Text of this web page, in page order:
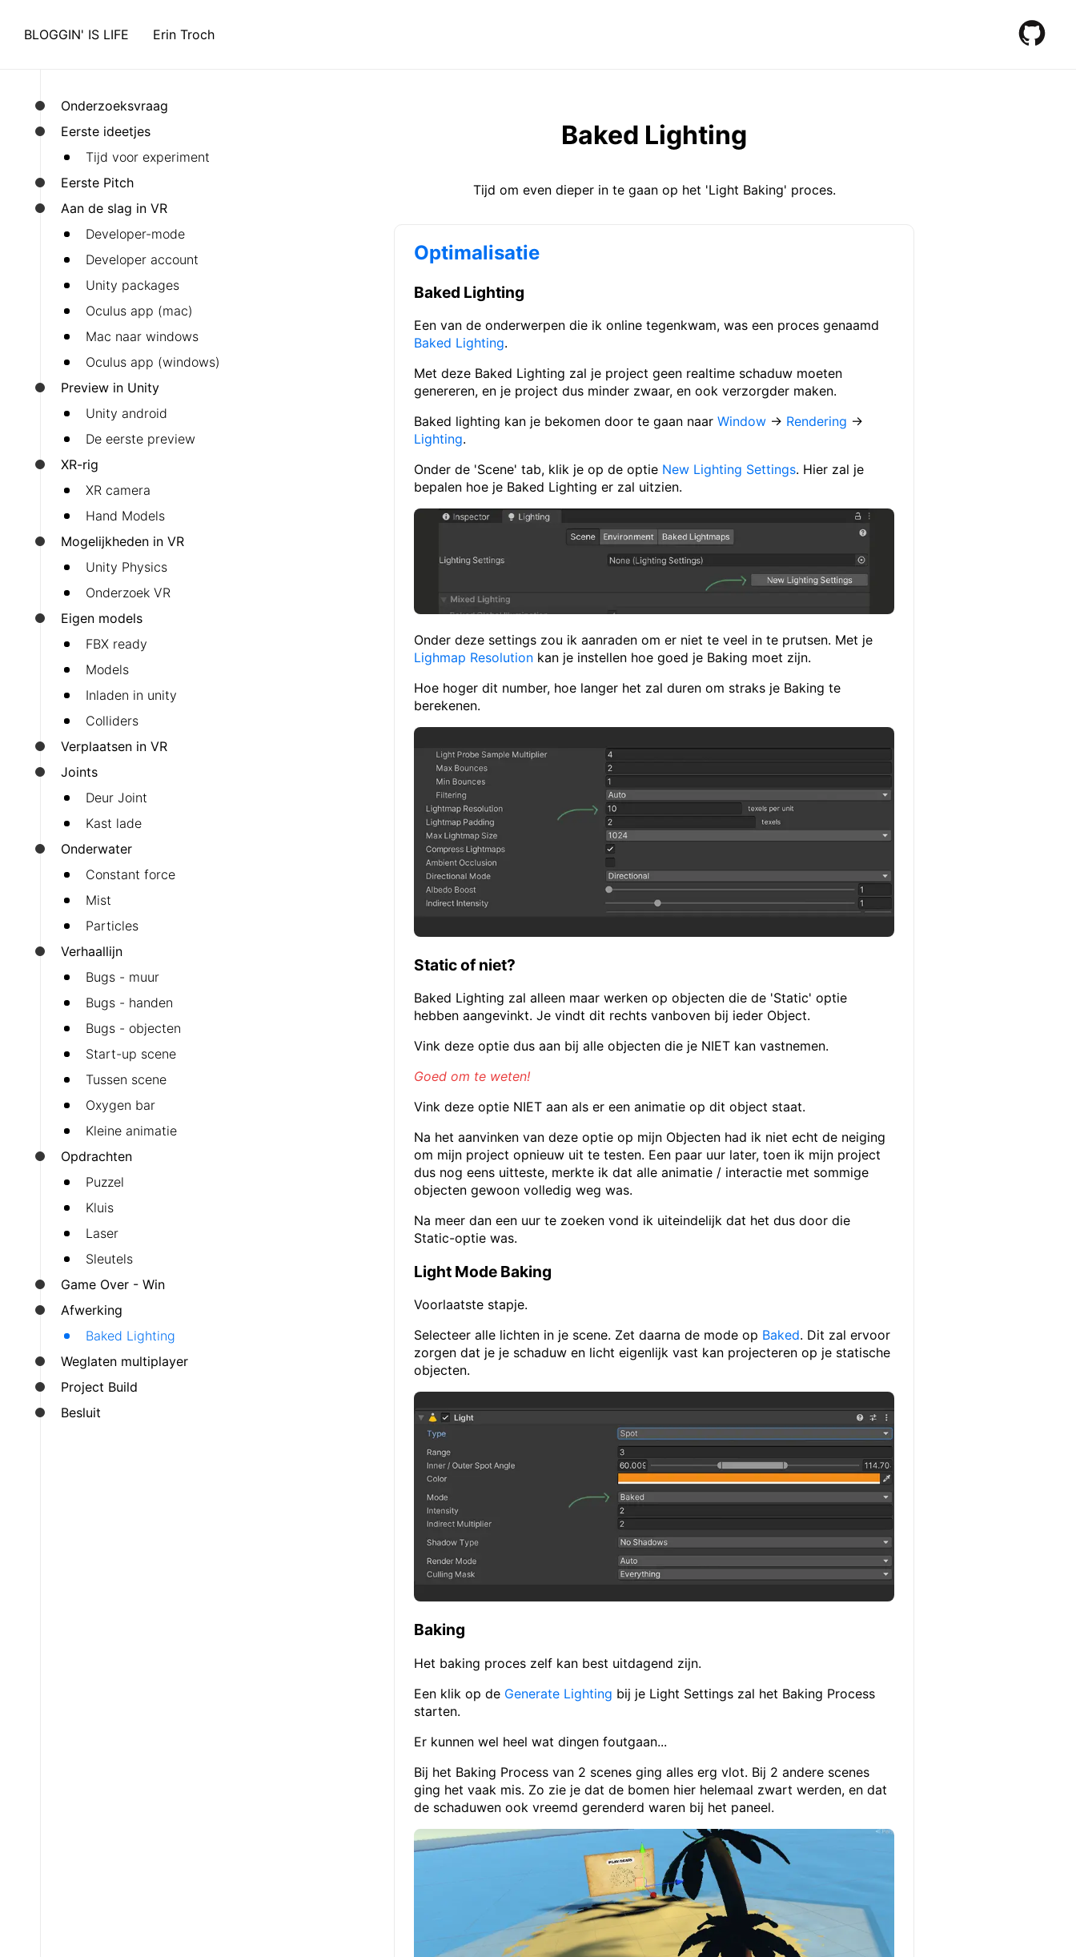
BLOGGIN' IS LIFE Erin Troch
Onderzoeksvraag
Eerste ideetjes
Tijd voor experiment
Eerste Pitch
Aan de slag in VR
Developer-mode
Developer account
Unity packages
Oculus app (mac)
Mac naar windows
Oculus app (windows)
Preview in Unity
Unity android
De eerste preview
XR-rig
XR camera
Hand Models
Mogelijkheden in VR
Unity Physics
Onderzoek VR
Eigen models
FBX ready
Models
Inladen in unity
Colliders
Verplaatsen in VR
Joints
Deur Joint
Kast lade
Onderwater
Constant force
Mist
Particles
Verhaallijn
Bugs - muur
Bugs - handen
Bugs - objecten
Start-up scene
Tussen scene
Oxygen bar
Kleine animatie
Opdrachten
Puzzel
Kluis
Laser
Sleutels
Game Over - Win
Afwerking
Baked Lighting
Weglaten multiplayer
Project Build
Besluit
Baked Lighting
Tijd om even dieper in te gaan op het 'Light Baking' proces.
Optimalisatie
Baked Lighting
Een van de onderwerpen die ik online tegenkwam, was een proces genaamd
Baked Lighting.
Met deze Baked Lighting zal je project geen realtime schaduw moeten
genereren, en je project dus minder zwaar, en ook verzorgder maken.
Baked lighting kan je bekomen door te gaan naarWindow → Rendering →
Lighting.
Onder de 'Scene' tab, klik je op de optie New Lighting Settings. Hier zal je
bepalen hoe je Baked Lighting er zal uitzien.
Onder deze settings zou ik aanraden om er niet te veel in te prutsen. Met je
Lighmap Resolution kan je instellen hoe goed je Baking moet zijn.
Hoe hoger dit number, hoe langer het zal duren om straks je Baking te
berekenen.
Static of niet?
Baked Lighting zal alleen maar werken op objecten die de 'Static' optie
hebben aangevinkt. Je vindt dit rechts vanboven bij ieder Object.
Vink deze optie dus aan bij alle objecten die je NIET kan vastnemen.
Goed om te weten!
Vink deze optie NIET aan als er een animatie op dit object staat.
Na het aanvinken van deze optie op mijn Objecten had ik niet echt de neiging
om mijn project opnieuw uit te testen. Een paar uur later, toen ik mijn project
dus nog eens uitteste, merkte ik dat alle animatie / interactie met sommige
objecten gewoon volledig weg was.
Na meer dan een uur te zoeken vond ik uiteindelijk dat het dus door die
Static-optie was.
Light Mode Baking
Voorlaatste stapje.
Selecteer alle lichten in je scene. Zet daarna de mode op Baked. Dit zal ervoor
zorgen dat je je schaduw en licht eigenlijk vast kan projecteren op je statische
objecten.
Baking
Het baking proces zelf kan best uitdagend zijn.
Een klik op de Generate Lighting bij je Light Settings zal het Baking Process
starten.
Er kunnen wel heel wat dingen foutgaan...
Bij het Baking Process van 2 scenes ging alles erg vlot. Bij 2 andere scenes
ging het vaak mis. Zo zie je dat de bomen hier helemaal zwart werden, en dat
de schaduwen ook vreemd gerenderd waren bij het paneel.